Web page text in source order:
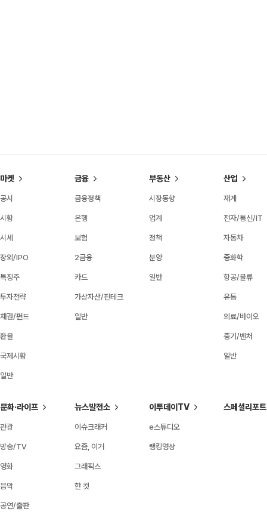
마켓
공시
시황
시세
장외/IPO
특징주
투자전략
채권/펀드
환율
국제시황
일반
금융
금융정책
은행
보험
2금융
카드
가상자산/핀테크
일반
부동산
시장동향
업계
정책
분양
일반
산업
재계
전자/통신/IT
자동차
중화학
항공/물류
유통
의료/바이오
중기/벤처
일반
문화·라이프
관광
방송/TV
영화
음악
공연/출판
뉴스발전소
이슈크래커
요즘, 이거
그래픽스
한 컷
이투데이TV
e스튜디오
랭킹영상
스페셜리포트